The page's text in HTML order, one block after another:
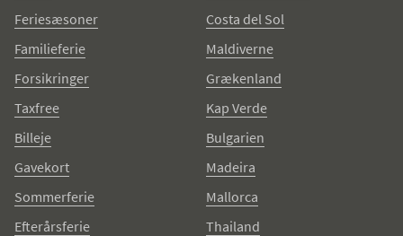
Feriesæsoner
Familieferie
Forsikringer
Taxfree
Billeje
Gavekort
Sommerferie
Efterårsferie
Costa del Sol
Maldiverne
Grækenland
Kap Verde
Bulgarien
Madeira
Mallorca
Thailand